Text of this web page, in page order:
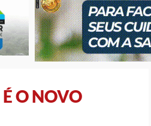
O NOVO